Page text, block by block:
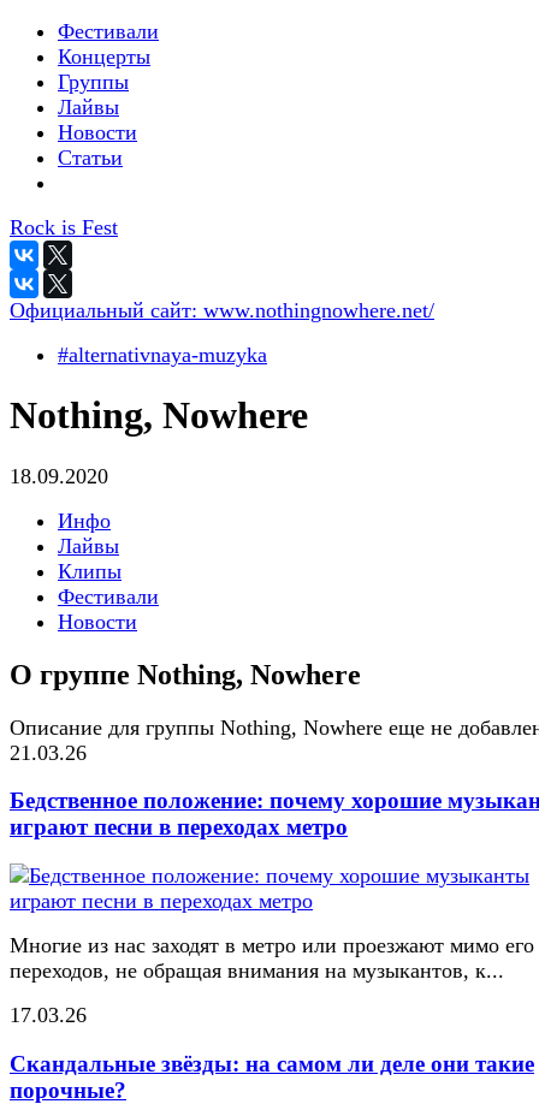
Фестивали
Концерты
Группы
Лайвы
Новости
Статьи
Rock is Fest
Официальный сайт: www.nothingnowhere.net/
#alternativnaya-muzyka
Nothing, Nowhere
18.09.2020
Инфо
Лайвы
Клипы
Фестивали
Новости
О группе Nothing, Nowhere
Описание для группы Nothing, Nowhere еще не
21.03.26
Бедственное положение: почему хорошие
играют песни в переходах метро
Многие из нас заходят в метро или проезжают мимо его
переходов, не обращая внимания на музыкантов, к...
17.03.26
Скандальные звёзды: на самом ли деле они такие
порочные?